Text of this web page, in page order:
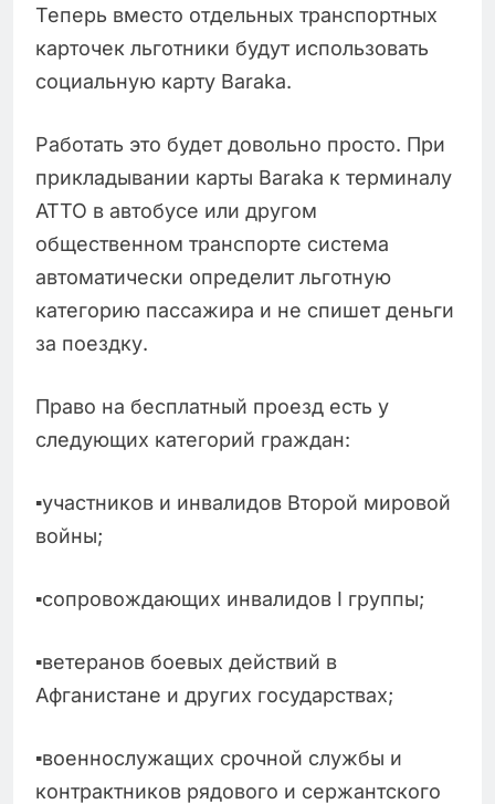
Теперь вместо отдельных транспортных
карточек льготники будут использовать
социальную карту Baraka.
Работать это будет довольно просто. При
прикладывании карты Baraka к терминалу
ATTO в автобусе или другом
общественном транспорте система
автоматически определит льготную
категорию пассажира и не спишет деньги
за поездку.
Право на бесплатный проезд есть у
следующих категорий граждан:
▪️участников и инвалидов Второй мировой
войны;
▪️сопровождающих инвалидов I группы;
▪️ветеранов боевых действий в
Афганистане и других государствах;
▪️военнослужащих срочной службы и
контрактников рядового и сержантского